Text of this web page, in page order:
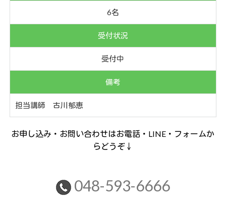
6名
受付状況
受付中
備考
担当講師 古川郁恵
お申し込み・お問い合わせはお電話・LINE・フォームか
らどうぞ↓
048-593-6666